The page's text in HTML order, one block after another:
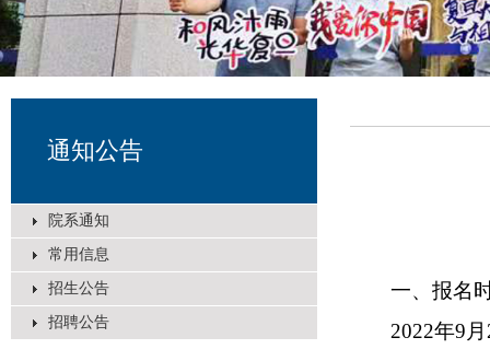
通知公告
院系通知
常用信息
招生公告
招聘公告
一、报名
2022年9 月